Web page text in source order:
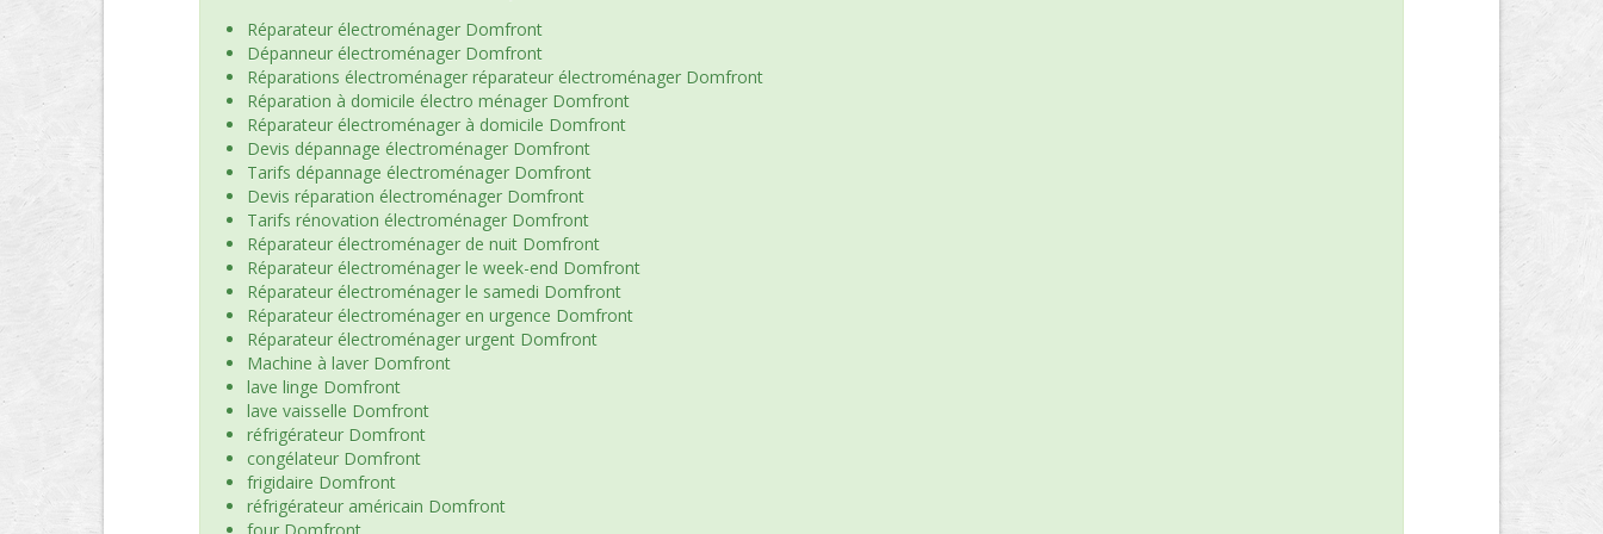
Réparateur électroménager Domfront
Dépanneur électroménager Domfront
Réparations électroménager réparateur électroménager Domfront
Réparation à domicile électro ménager Domfront
Réparateur électroménager à domicile Domfront
Devis dépannage électroménager Domfront
Tarifs dépannage électroménager Domfront
Devis réparation électroménager Domfront
Tarifs rénovation électroménager Domfront
Réparateur électroménager de nuit Domfront
Réparateur électroménager le week-end Domfront
Réparateur électroménager le samedi Domfront
Réparateur électroménager en urgence Domfront
Réparateur électroménager urgent Domfront
Machine à laver Domfront
lave linge Domfront
lave vaisselle Domfront
réfrigérateur Domfront
congélateur Domfront
frigidaire Domfront
réfrigérateur américain Domfront